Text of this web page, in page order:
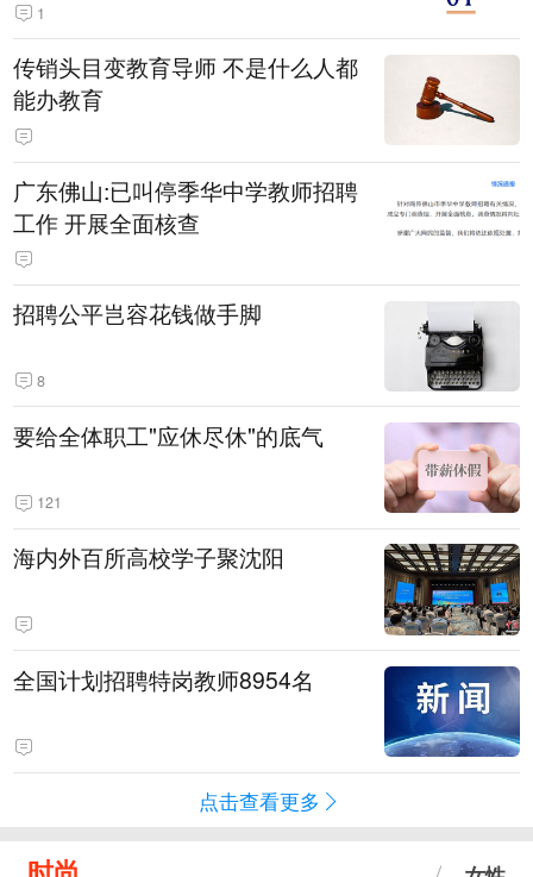
1
传销头目变教育导师 不是什么人都
能办教育
广东佛山:已叫停季华中学教师招聘
工作 开展全面核查
招聘公平岂容花钱做手脚
8
要给全体职工"应休尽休"的底气
121
海内外百所高校学子聚沈阳
全国计划招聘特岗教师8954名
点击查看更多